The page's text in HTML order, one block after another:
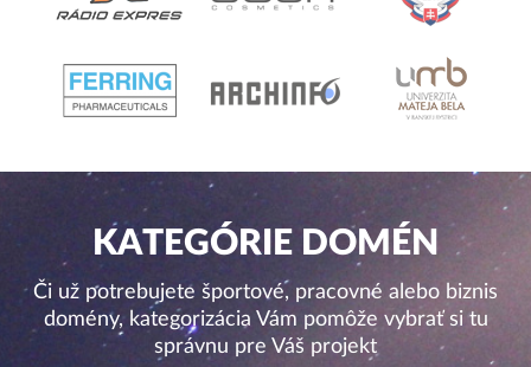
KATEGÓRIE DOMÉN
Či už potrebujete športové, pracovné alebo biznis
domény, kategorizácia Vám pomôže vybrať si tu
správnu pre Váš projekt